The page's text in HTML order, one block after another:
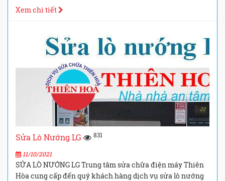
Xem chi tiết
Sửa Lò Nướng LG 831
11/10/2021
SỬA LÒ NƯỚNG LG Trung tâm sửa chữa điện máy Thiên
Hòa cung cấp đến quý khách hàng dịch vụ sửa lò nướng